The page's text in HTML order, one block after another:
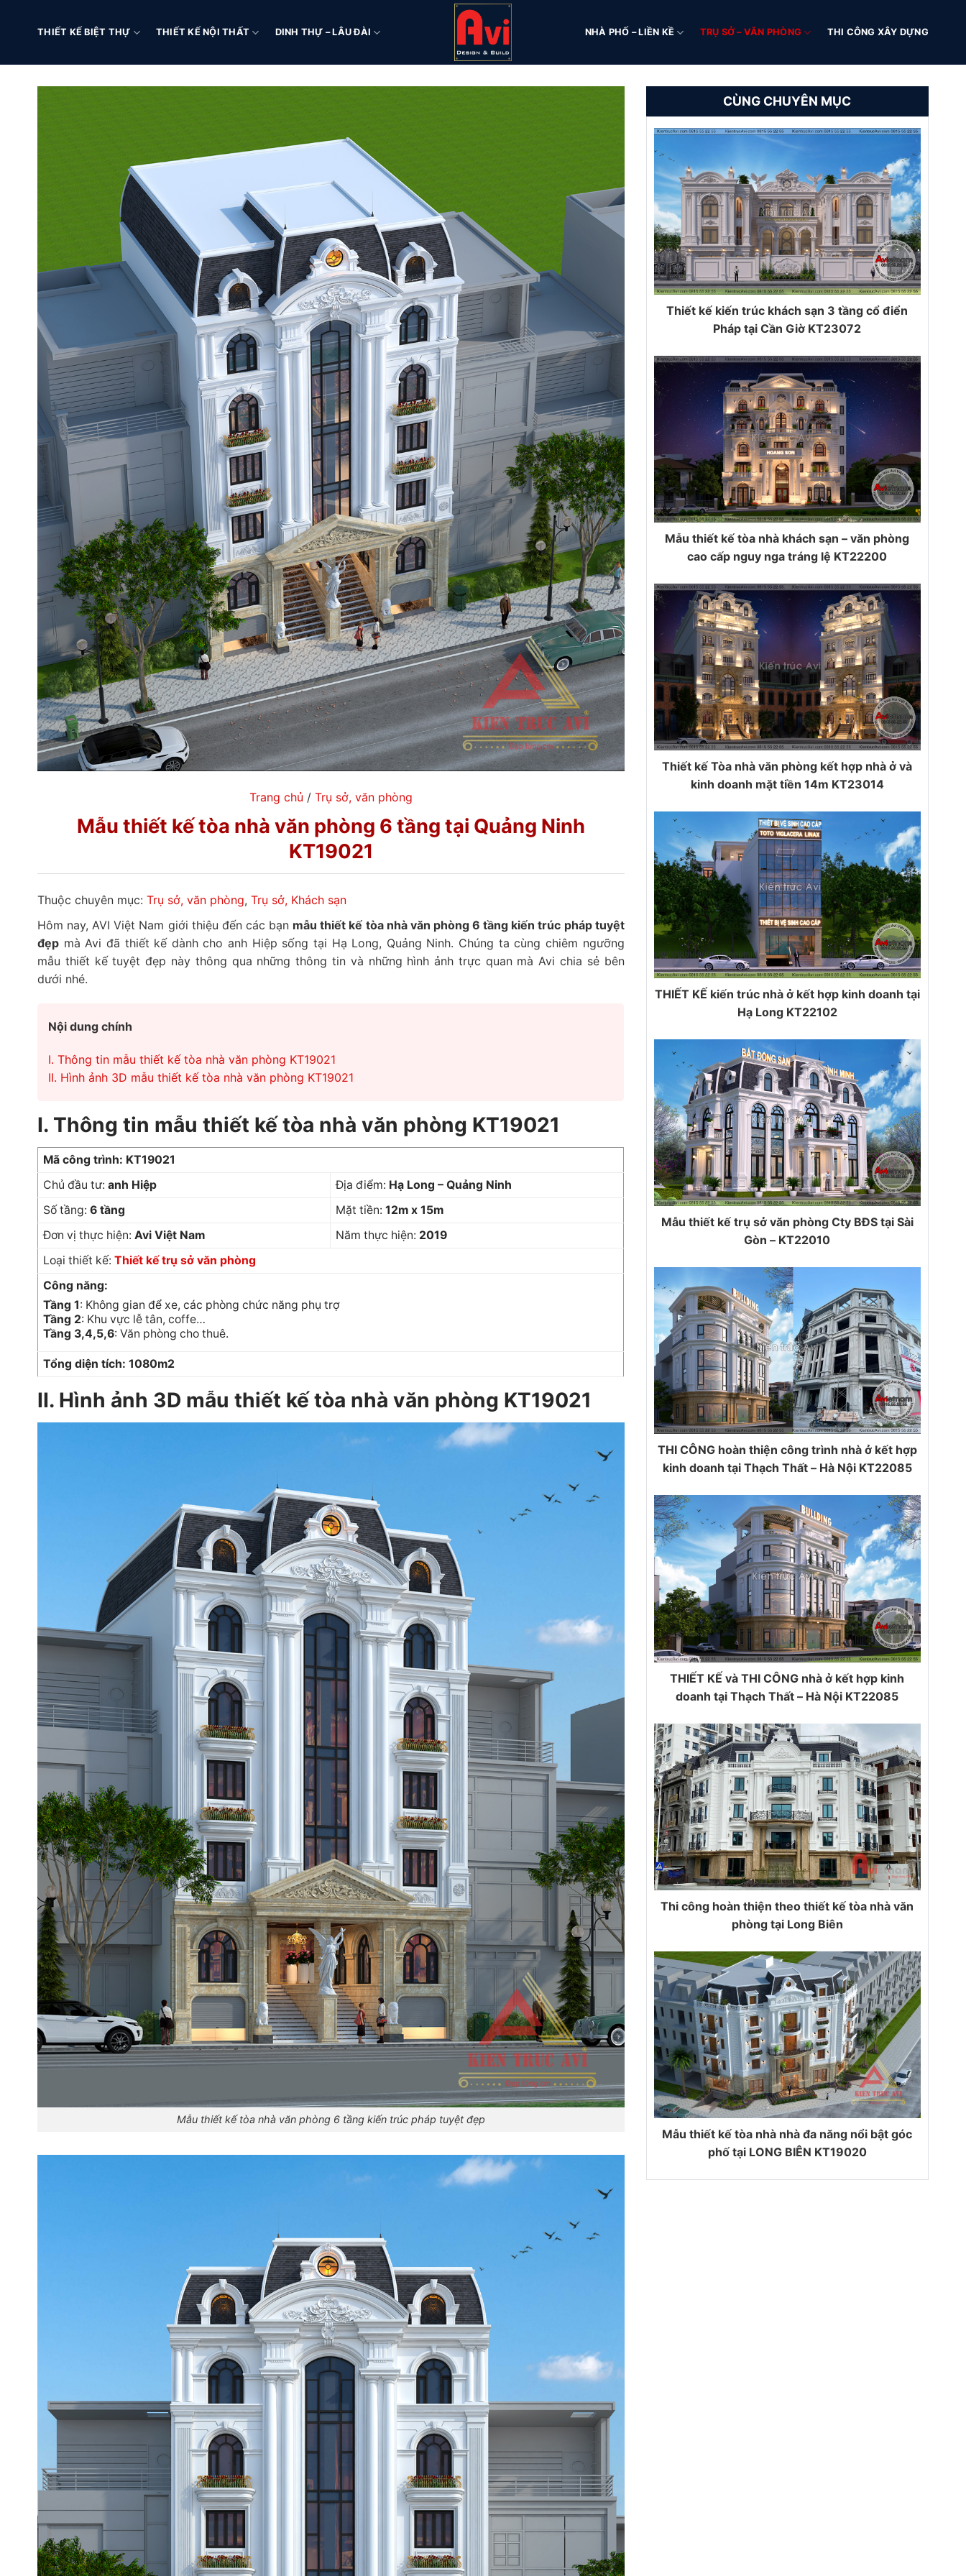
dung
THIẾT KẾ BIỆT THỰ THIẾT KẾ NỘI THẤT DINH THỰ – LÂU ĐÀI NHÀ PHỐ – LIỀN KỀ TRỤ SỞ – VĂN PHÒNG THI CÔNG XÂY DỰNG
Trang chủ / Trụ sở, văn phòng
Mẫu thiết kế tòa nhà văn phòng 6 tầng tại Quảng Ninh
KT19021
Thuộc chuyên mục: Trụ sở, văn phòng, Trụ sở, Khách sạn
Hôm nay, AVI Việt Nam giới thiệu đến các bạn mẫu thiết kế tòa nhà văn phòng 6 tầng kiến trúc pháp tuyệt
đẹp mà Avi đã thiết kế dành cho anh Hiệp sống tại Hạ Long, Quảng Ninh. Chúng ta cùng chiêm ngưỡng
mẫu thiết kế tuyệt đẹp này thông qua những thông tin và những hình ảnh trực quan mà Avi chia sẻ bên
dưới nhé.
Nội dung chính
I. Thông tin mẫu thiết kế tòa nhà văn phòng KT19021
II. Hình ảnh 3D mẫu thiết kế tòa nhà văn phòng KT19021
I. Thông tin mẫu thiết kế tòa nhà văn phòng KT19021
Mã công trình: KT19021
Chủ đầu tư: anh Hiệp Địa điểm: Hạ Long – Quảng Ninh
Số tầng: 6 tầng Mặt tiền: 12m x 15m
Đơn vị thực hiện: Avi Việt Nam Năm thực hiện: 2019
Loại thiết kế: Thiết kế trụ sở văn phòng
Công năng:
Tầng 1: Không gian để xe, các phòng chức năng phụ trợ
Tầng 2: Khu vực lễ tân, coffe…
Tầng 3,4,5,6: Văn phòng cho thuê.
Tổng diện tích: 1080m2
II. Hình ảnh 3D mẫu thiết kế tòa nhà văn phòng KT19021
Mẫu thiết kế tòa nhà văn phòng 6 tầng kiến trúc pháp tuyệt đẹp
CÙNG CHUYÊN MỤC
Thiết kế kiến trúc khách sạn 3 tầng cổ điển
Pháp tại Cần Giờ KT23072
Mẫu thiết kế tòa nhà khách sạn – văn phòng
cao cấp nguy nga tráng lệ KT22200
Thiết kế Tòa nhà văn phòng kết hợp nhà ở và
kinh doanh mặt tiền 14m KT23014
THIẾT KẾ kiến trúc nhà ở kết hợp kinh doanh tại
Hạ Long KT22102
Mẫu thiết kế trụ sở văn phòng Cty BĐS tại Sài
Gòn – KT22010
THI CÔNG hoàn thiện công trình nhà ở kết hợp
kinh doanh tại Thạch Thất – Hà Nội KT22085
THIẾT KẾ và THI CÔNG nhà ở kết hợp kinh
doanh tại Thạch Thất – Hà Nội KT22085
Thi công hoàn thiện theo thiết kế tòa nhà văn
phòng tại Long Biên
Mẫu thiết kế tòa nhà nhà đa năng nổi bật góc
phố tại LONG BIÊN KT19020